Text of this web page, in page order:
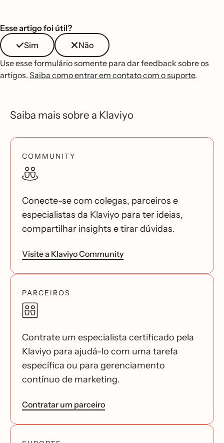
Esse artigo foi útil?
Sim
Não
Use esse formulário somente para dar feedback sobre os
artigos. Saiba como entrar em contato com o suporte.
Saiba mais sobre a Klaviyo
COMMUNITY
Conecte-se com colegas, parceiros e
especialistas da Klaviyo para ter ideias,
compartilhar insights e tirar dúvidas.
Visite a Klaviyo Community
PARCEIROS
Contrate um especialista certificado pela
Klaviyo para ajudá-lo com uma tarefa
específica ou para gerenciamento
contínuo de marketing.
Contratar um parceiro